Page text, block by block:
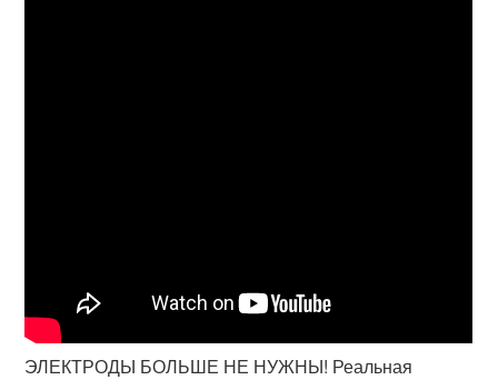
ЭЛЕКТРОДЫ БОЛЬШЕ НЕ НУЖНЫ! Реальная